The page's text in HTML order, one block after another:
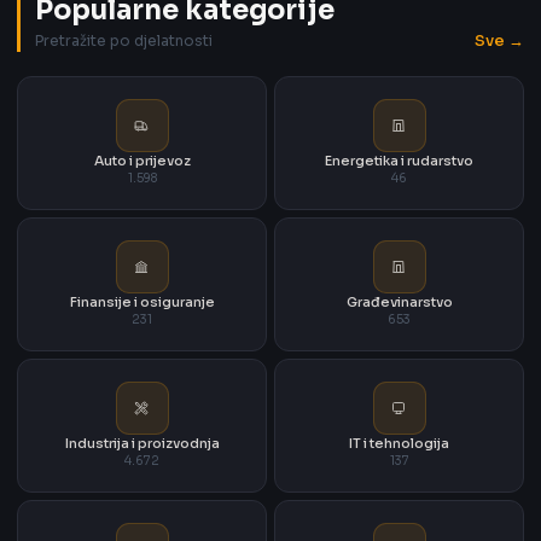
Popularne kategorije
Pretražite po djelatnosti Sve →
Auto i prijevoz
1.598
Energetika i rudarstvo
46
Finansije i osiguranje
231
Građevinarstvo
653
Industrija i proizvodnja
4.672
IT i tehnologija
137